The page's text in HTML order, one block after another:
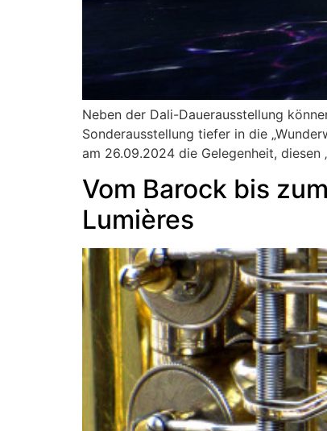
Neben der Dali-Dauerausstellung
Sonderausstellung tiefer in die
am 26.09.2024 die Gelegenheit, diesen
Vom Barock bis
Lumières